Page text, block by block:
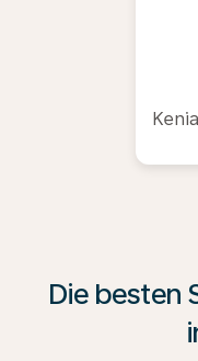
Die besten